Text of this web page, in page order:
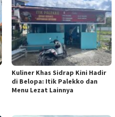
Kuliner Khas Sidrap Kini Hadir
di Belopa: Itik Palekko dan
Menu Lezat Lainnya